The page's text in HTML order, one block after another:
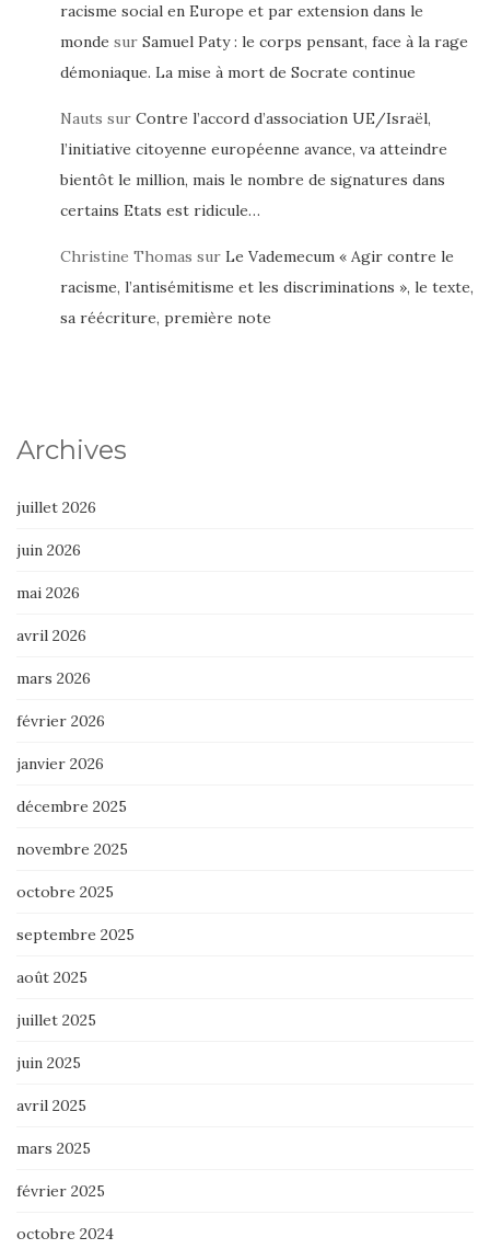
racisme social en Europe et par extension dans le
monde sur Samuel Paty : le corps pensant, face à la rage
démoniaque. La mise à mort de Socrate continue
Nauts sur Contre l’accord d’association UE/Israël,
l’initiative citoyenne européenne avance, va atteindre
bientôt le million, mais le nombre de signatures dans
certains Etats est ridicule…
Christine Thomas sur Le Vademecum « Agir contre le
racisme, l’antisémitisme et les discriminations », le texte,
sa réécriture, première note
Archives
juillet 2026
juin 2026
mai 2026
avril 2026
mars 2026
février 2026
janvier 2026
décembre 2025
novembre 2025
octobre 2025
septembre 2025
août 2025
juillet 2025
juin 2025
avril 2025
mars 2025
février 2025
octobre 2024